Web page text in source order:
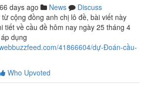
66 days ago News
Discuss
cộng đồng anh chị lô đề, bài viết này
tiết về cầu đề hôm nay ngày 25 tháng 4
dụng
41866604/dự-Đoán-cầu-
Who Upvoted